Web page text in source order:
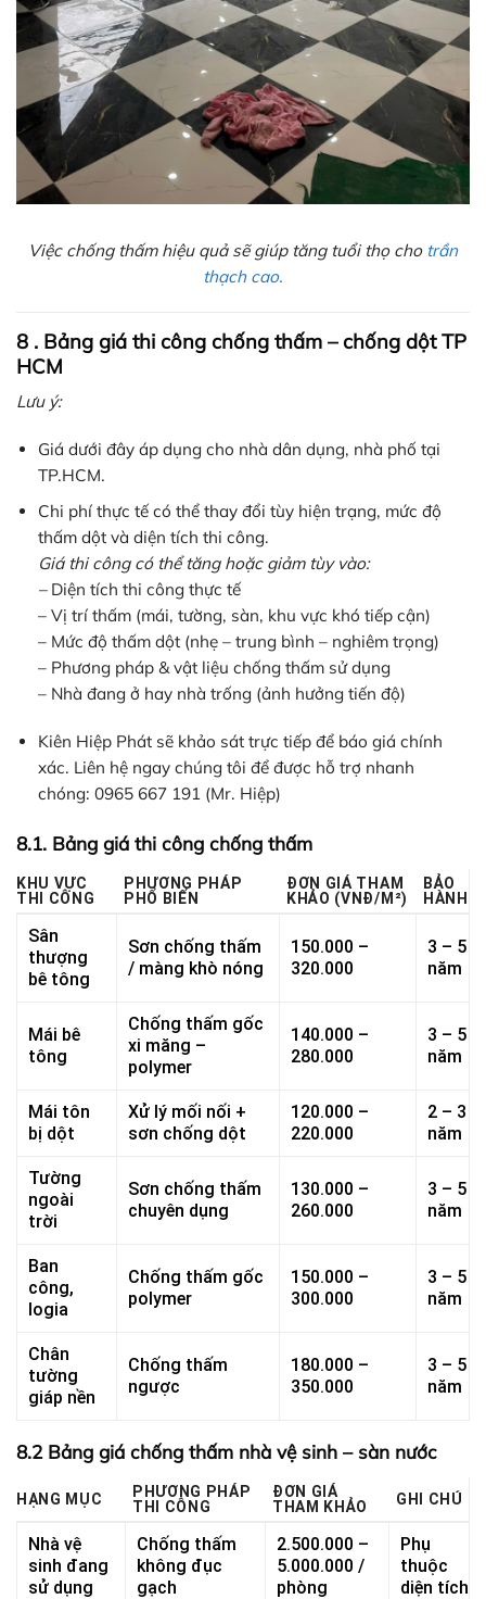
Việc chống thấm hiệu quả sẽ giúp tăng tuổi thọ cho trần
thạch cao.
8 . Bảng giá thi công chống thấm – chống dột TP
HCM
Lưu ý:
Giá dưới đây áp dụng cho nhà dân dụng, nhà phố tại
TP.HCM.
Chi phí thực tế có thể thay đổi tùy hiện trạng, mức độ
thấm dột và diện tích thi công.
Giá thi công có thể tăng hoặc giảm tùy vào:
– Diện tích thi công thực tế
– Vị trí thấm (mái, tường, sàn, khu vực khó tiếp cận)
– Mức độ thấm dột (nhẹ – trung bình – nghiêm trọng)
– Phương pháp & vật liệu chống thấm sử dụng
– Nhà đang ở hay nhà trống (ảnh hưởng tiến độ)
Kiên Hiệp Phát sẽ khảo sát trực tiếp để báo giá chính
xác. Liên hệ ngay chúng tôi để được hỗ trợ nhanh
chóng: 0965 667 191 (Mr. Hiệp)
8.1. Bảng giá thi công chống thấm
KHU VỰC
THI CÔNG
PHƯƠNG PHÁP
PHỔ BIẾN
ĐƠN GIÁ THAM
KHẢO (VNĐ/M²)
BẢO
HÀNH
Sân
thượng
bê tông
Sơn chống thấm
/ màng khò nóng
150.000 –
320.000
3 – 5
năm
Mái bê
tông
Chống thấm gốc
xi măng –
polymer
140.000 –
280.000
3 – 5
năm
Mái tôn
bị dột
Xử lý mối nối +
sơn chống dột
120.000 –
220.000
2 – 3
năm
Tường
ngoài
trời
Sơn chống thấm
chuyên dụng
130.000 –
260.000
3 – 5
năm
Ban
công,
logia
Chống thấm gốc
polymer
150.000 –
300.000
3 – 5
năm
Chân
tường
giáp nền
Chống thấm
ngược
180.000 –
350.000
3 – 5
năm
8.2 Bảng giá chống thấm nhà vệ sinh – sàn nước
HẠNG MỤC
PHƯƠNG PHÁP
THI CÔNG
ĐƠN GIÁ
THAM KHẢO
GHI CHÚ
Nhà vệ
sinh đang
sử dụng
Chống thấm
không đục
gạch
2.500.000 –
5.000.000 /
phòng
Phụ
thuộc
diện tích